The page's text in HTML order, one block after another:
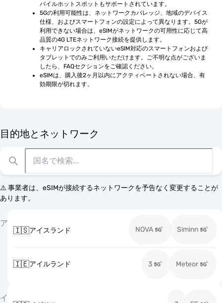
バイルホットスポットもサポートされています。
5Gの利用可能性は、ネットワークカバレッジ、地域のデバイス
仕様、およびスマートフォンの設定によって異なります。5Gが
利用できない場合は、eSIMがネットワークの可用性に応じて高
品質の4G LTEネットワーク接続を提供します。
キャリアロックされていないeSIM対応のスマートフォンおよび
タブレットでのみご利用いただけます。ご不明な点がございま
したら、FAQセクションをご確認ください。
eSIMは、購入後2ヶ月以内にアクティベートされない場合、有
効期限が切れます。
目的地とネットワーク
⚠️ 事業者は、eSIMが接続するネットワークを予告なく変更することが
あります。
ア
🇮🇸アイスランド NOVA Siminn
🇮🇪アイルランド 3 Meteor
イ